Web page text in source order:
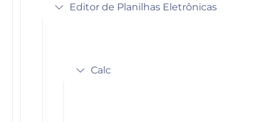
Editor de Planilhas Eletrônicas
Calc